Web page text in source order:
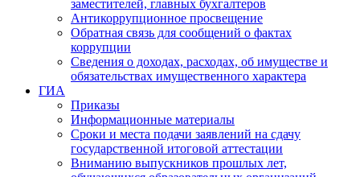
заместителей, главных бухгалтеров
Антикоррупционное просвещение
Обратная связь для сообщений о фактах
коррупции
Сведения о доходах, расходах, об имуществе и
обязательствах имущественного характера
ГИА
Приказы
Информационные материалы
Сроки и места подачи заявлений на сдачу
государственной итоговой аттестации
Вниманию выпускников прошлых лет,